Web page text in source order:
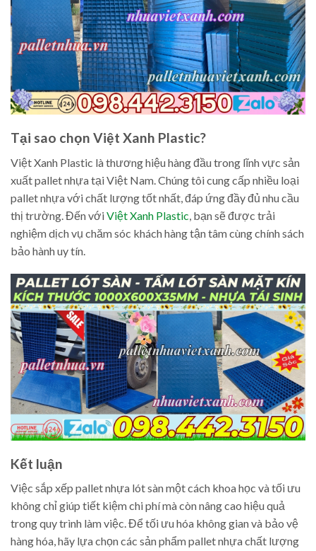
Tại sao chọn Việt Xanh Plastic?
Việt Xanh Plastic là thương hiệu hàng đầu trong lĩnh vực sản
xuất pallet nhựa tại Việt Nam. Chúng tôi cung cấp nhiều loại
pallet nhựa với chất lượng tốt nhất, đáp ứng đầy đủ nhu cầu
thị trường. Đến vớiViệt Xanh Plastic , bạn sẽ được trải
nghiệm dịch vụ chăm sóc khách hàng tận tâm cùng chính sách
bảo hành uy tín.
Kết luận
Việc sắp xếp pallet nhựa lót sàn một cách khoa học và tối ưu
không chỉ giúp tiết kiệm chi phí mà còn nâng cao hiệu quả
trong quy trình làm việc. Để tối ưu hóa không gian và bảo vệ
hàng hóa, hãy lựa chọn các sản phẩm pallet nhựa chất lượng